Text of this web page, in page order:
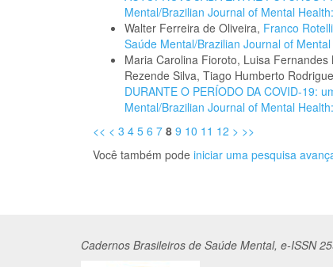
Mental/Brazilian Journal of Mental
Walter Ferreira de Oliveira, Franco
Saúde Mental/Brazilian Journal of
Maria Carolina Fioroto, Luisa
Rezende Silva, Tiago Humberto
DURANTE O PERÍODO DA COVID-19:
Mental/Brazilian Journal of Mental
<< < 3 4 5 6 7 8 9 10 11 12 > >>
Você também pode iniciar uma pesquisa
Cadernos Brasileiros de Saúde Mental, e-ISSN